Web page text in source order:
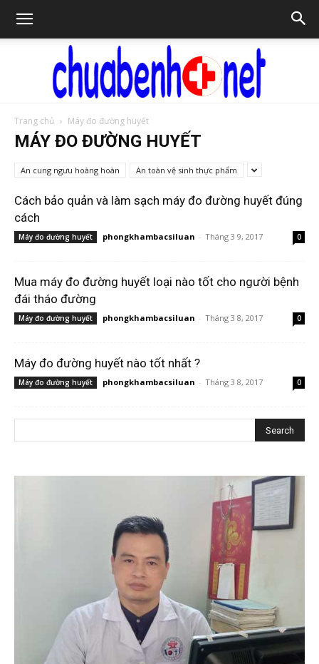
bệnh
Trang chủ Máy đo đường huyết
MÁY ĐO ĐƯỜNG HUYẾT
An cung ngưu hoàng hoàn An toàn vệ sinh thực phẩm
Cách bảo quản và làm sạch máy đo đường huyết đúng
cách
Máy đo đường huyết phongkhambacsiluan - Tháng 3 9, 2017 0
Mua máy đo đường huyết loại nào tốt cho người bệnh
đái tháo đường
Máy đo đường huyết phongkhambacsiluan - Tháng 3 8, 2017 0
Máy đo đường huyết nào tốt nhất ?
Máy đo đường huyết phongkhambacsiluan - Tháng 3 8, 2017 0